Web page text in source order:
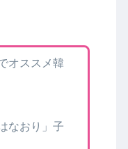
オススメ韓
なおり」子